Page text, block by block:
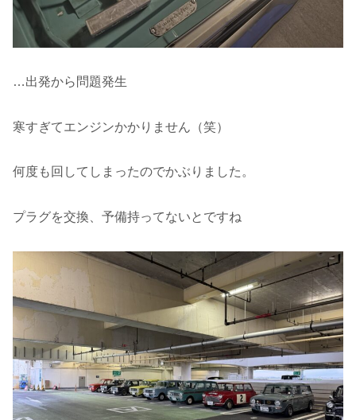
…出発から問題発生
寒すぎてエンジンかかりません（笑）
何度も回してしまったのでかぶりました。
プラグを交換、予備持ってないとですね